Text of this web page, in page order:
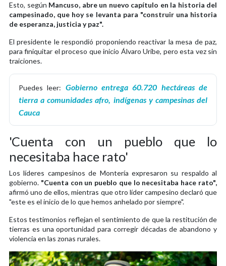
Esto, según Mancuso, abre un nuevo capítulo en la historia del
campesinado, que hoy se levanta para "construir una historia
de esperanza, justicia y paz".
El presidente le respondió proponiendo reactivar la mesa de paz,
para finiquitar el proceso que inicio Álvaro Uribe, pero esta vez sin
traiciones.
Puedes leer: Gobierno entrega 60.720 hectáreas de
tierra a comunidades afro, indígenas y campesinas del
Cauca
'Cuenta con un pueblo que lo
necesitaba hace rato'
Los líderes campesinos de Montería expresaron su respaldo al
gobierno. "Cuenta con un pueblo que lo necesitaba hace rato",
afirmó uno de ellos, mientras que otro líder campesino declaró que
"este es el inicio de lo que hemos anhelado por siempre".
Estos testimonios reflejan el sentimiento de que la restitución de
tierras es una oportunidad para corregir décadas de abandono y
violencia en las zonas rurales.